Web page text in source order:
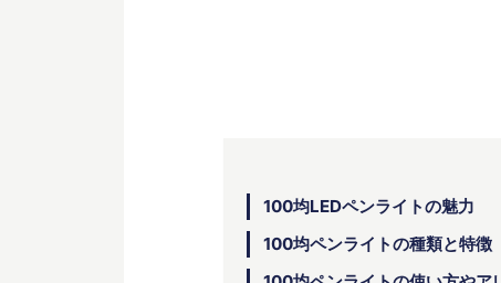
100均LEDペンライトの魅力
100均ペンライトの種類と特徴